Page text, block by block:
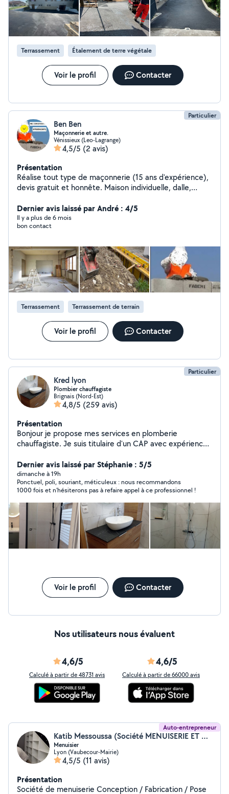
Terrassement Étalement de terre végétale
Voir le profil Contacter
Particulier
Ben Ben
Maçonnerie et autre.
Vénissieux (Leo-Lagrange)
4,5/5 (2 avis)
Présentation
Réalise tout type de maçonnerie (15 ans d'expérience),
devis gratuit et honnête. Maison individuelle, dalle,
Joignable directement car je ne pas répondre sur le site
merci. 07c88c56c38c72
Dernier avis laissé par André : 4/5
Il y a plus de 6 mois
bon contact
Terrassement Terrassement de terrain
Voir le profil Contacter
Particulier
Kred lyon
Plombier chauffagiste
Brignais (Nord-Est)
4,8/5 (259 avis)
Présentation
Bonjour je propose mes services en plomberie
chauffagiste. Je suis titulaire d'un CAP avec expérience
sanitaires, robinetterie, débouchage ( wc, baignoire,
douche), recherche de fuites. Pause d'un réducteur de
pression, tout ce qui concerne le gaz et modification.
Rénovation salle de bain, plomberie, plaquo , carrelage,
faïence, électricité , Je suis joignable et disponible à
tout moment. Devis gratuit.
Dernier avis laissé par Stéphanie : 5/5
dimanche à 19h
Ponctuel, poli, souriant, méticuleux : nous recommandons
1000 fois et n’hésiterons pas à refaire appel à ce professionnel !
Voir le profil Contacter
Nos utilisateurs nous évaluent
4,6/5
Calculé à partir de 48731 avis
4,6/5
Calculé à partir de 66000 avis
Auto-entrepreneur
Katib Messoussa (Société MENUISERIE ET AGENCEMENT FR)
Menuisier
Lyon (Vaubecour-Mairie)
4,5/5 (11 avis)
Présentation
Société de menuiserie Conception / Fabrication / Pose